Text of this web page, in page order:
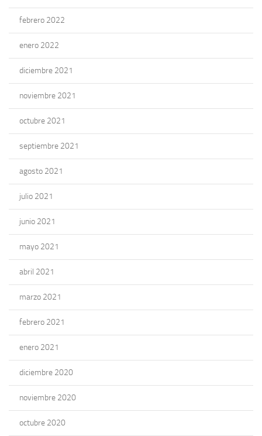
febrero 2022
enero 2022
diciembre 2021
noviembre 2021
octubre 2021
septiembre 2021
agosto 2021
julio 2021
junio 2021
mayo 2021
abril 2021
marzo 2021
febrero 2021
enero 2021
diciembre 2020
noviembre 2020
octubre 2020